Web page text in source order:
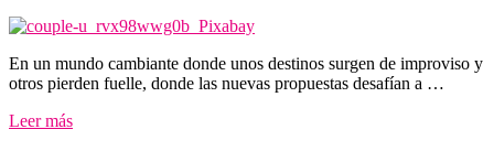
En un mundo cambiante donde unos destinos surgen de improviso y
otros pierden fuelle, donde las nuevas propuestas desafían a …
Leer más